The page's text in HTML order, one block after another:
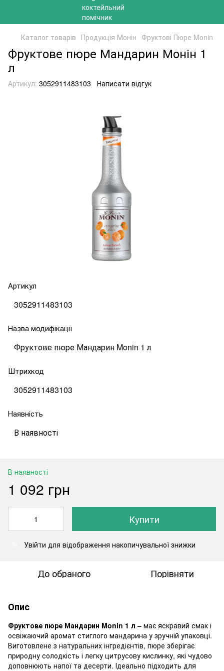
Каталог товарів Продукція Монін Фруктові Пюре Monin
Фруктове пюре Мандарин Монін 1
л
Артикул: 3052911483103 Написати відгук
Артикул
3052911483103
Назва модифікації
Фруктове пюре Мандарин Monin 1 л
Штрихкод
3052911483103
Наявність
В наявності
В наявності
1 092 грн
Купити
Увійти для відображення накопичувальної знижки
До обраного Порівняти
Опис
Фруктове пюре Мандарин Monin 1 л – має яскравий смак і
освіжаючий аромат стиглого мандарина у зручній упаковці.
Виготовлене з натуральних інгредієнтів, пюре зберігає
природну солодкість і легку цитрусову кислинку, які чудово
доповнюють напої та десерти. Ідеально підходить для